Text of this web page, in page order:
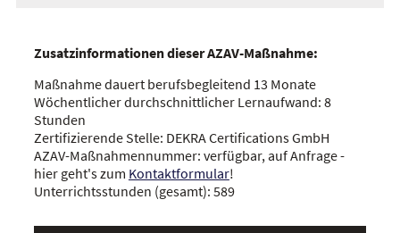
Zusatzinformationen dieser AZAV-Maßnahme:
Maßnahme dauert berufsbegleitend 13 Monate
Wöchentlicher durchschnittlicher Lernaufwand: 8
Stunden
Zertifizierende Stelle: DEKRA Certifications GmbH
AZAV-Maßnahmennummer: verfügbar, auf Anfrage -
hier geht's zum Kontaktformular!
Unterrichtsstunden (gesamt): 589